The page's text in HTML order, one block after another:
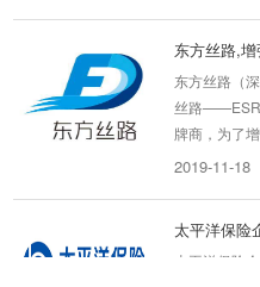
东方丝路,
丝路——ESR
牌商，为了
太平洋保险